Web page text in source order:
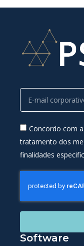
Concordo com
tratamento dos
finalidades
Software